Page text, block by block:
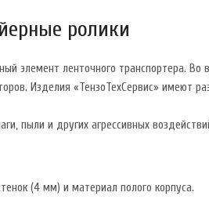
ролики
элемент ленточного транспортера.
Изделия «ТензоТехСервис» имеют
пыли и других агрессивных
(4 мм) и материал полого корпуса.